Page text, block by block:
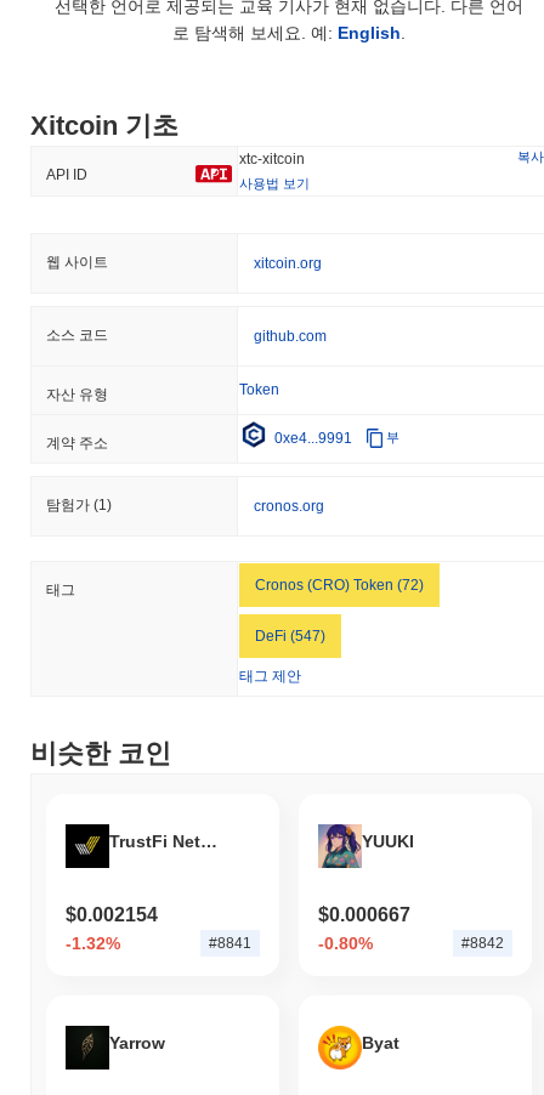
선택한 언어로 제공되는 교육 기사가 현재 없습니다. 다른 언어
로 탐색해 보세요. 예: English
Xitcoin 기초
API ID
xtc-xitcoin
복사
사용법 보기
웹 사이트 xitcoin.org
소스 코드 github.com
자산 유형 Token
계약 주소 0xe4...9991 부
탐험가 (1) cronos.org
태그 Cronos (CRO) Token (72)
DeFi (547)
태그 제안
비슷한 코인
TrustFi Network Token
$0.002154
-1.32% #8841
YUUKI
$0.000667
-0.80% #8842
Yarrow Byat